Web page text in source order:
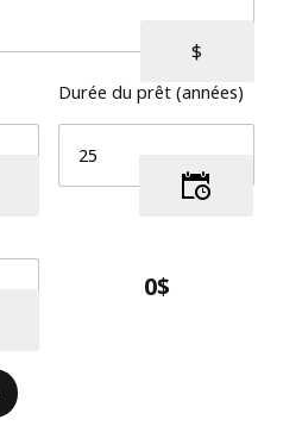
Durée du prêt (années)